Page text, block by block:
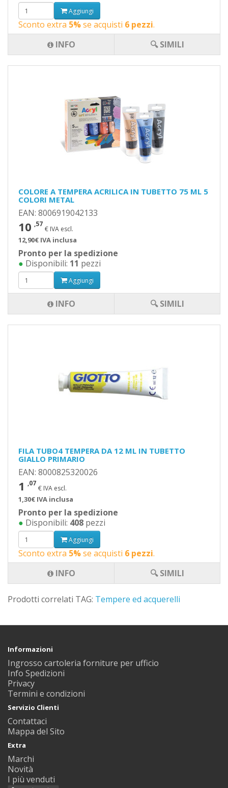
FILA TUBO4 TEMPERA DA 12 ML IN TUBETTO
GIALLO PRIMARIO
EAN: 8000825320026
1 ,07
€ IVA escl.
1,30€ IVA inclusa
Pronto per la spedizione
● Disponibili: 408 pezzi
Aggiungi
Sconto extra 5%se acquisti 6 pezzi.
INFO
🔍 SIMILI
Aggiungi
Sconto extra 5%se acquisti 6 pezzi.
INFO
🔍 SIMILI
COLORE A TEMPERA ACRILICA IN TUBETTO 75 ML 5
COLORI METAL
EAN: 8006919042133
10 ,57
€ IVA escl.
12,90€ IVA inclusa
Pronto per la spedizione
● Disponibili: 11 pezzi
Aggiungi
INFO 🔍 SIMILI
Prodotti correlati TAG: Tempere ed acquerelli
Informazioni
Ingrosso cartoleria forniture per ufficio
Info Spedizioni
Privacy
Termini e condizioni
Servizio Clienti
Contattaci
Mappa del Sito
Extra
Marchi
Novità
I più venduti